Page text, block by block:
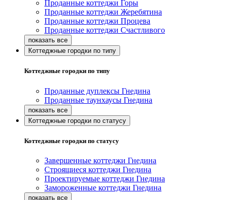
Проданные коттеджи Горы
Проданные коттеджи Жеребятина
Проданные коттеджи Процева
Проданные коттеджи Счастливого
Коттеджные городки по типу
Коттеджные городки по типу
Проданные дуплексы Гнедина
Проданные таунхаусы Гнедина
Коттеджные городки по статусу
Коттеджные городки по статусу
Завершенные коттеджи Гнедина
Строящиеся коттеджи Гнедина
Проектируемые коттеджи Гнедина
Замороженные коттеджи Гнедина